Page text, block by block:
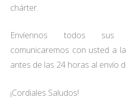
chárter.
Envíennos todos sus
comunicaremos con usted a
antes de las 24 horas al envío
¡Cordiales Saludos!